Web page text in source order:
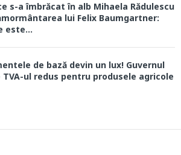
s-a îmbrăcat în alb Mihaela Rădulescu
lui Felix Baumgartner:
este...
de bază devin un lux! Guvernul
TVA-ul redus pentru produsele agricole